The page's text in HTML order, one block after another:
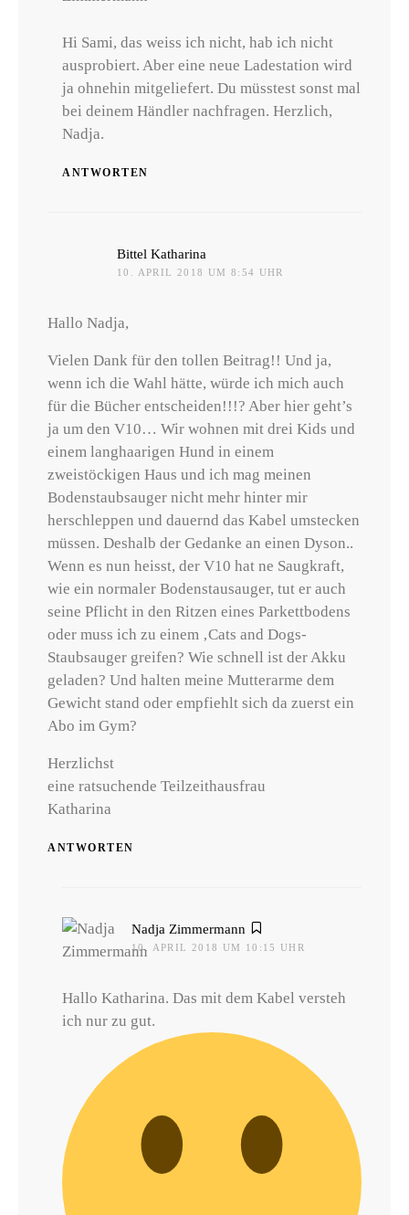
Hi Sami, das weiss ich nicht, hab ich nicht
ausprobiert. Aber eine neue Ladestation wird
ja ohnehin mitgeliefert. Du müsstest sonst mal
bei deinem Händler nachfragen. Herzlich,
Nadja.
ANTWORTEN
Bittel Katharina
10. APRIL 2018 UM 8:54 UHR
Hallo Nadja,
Vielen Dank für den tollen Beitrag!! Und ja,
wenn ich die Wahl hätte, würde ich mich auch
für die Bücher entscheiden!!!? Aber hier geht’s
ja um den V10… Wir wohnen mit drei Kids und
einem langhaarigen Hund in einem
zweistöckigen Haus und ich mag meinen
Bodenstaubsauger nicht mehr hinter mir
herschleppen und dauernd das Kabel umstecken
müssen. Deshalb der Gedanke an einen Dyson..
Wenn es nun heisst, der V10 hat ne Saugkraft,
wie ein normaler Bodenstausauger, tut er auch
seine Pflicht in den Ritzen eines Parkettbodens
oder muss ich zu einem ‚Cats and Dogs-
Staubsauger greifen? Wie schnell ist der Akku
geladen? Und halten meine Mutterarme dem
Gewicht stand oder empfiehlt sich da zuerst ein
Abo im Gym?
Herzlichst
eine ratsuchende Teilzeithausfrau
Katharina
ANTWORTEN
Nadja Zimmermann
10. APRIL 2018 UM 10:15 UHR
Hallo Katharina. Das mit dem Kabel versteh
ich nur zu gut.